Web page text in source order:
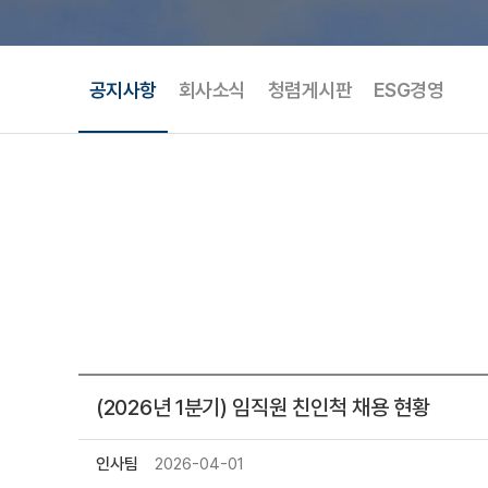
공지사항 회사소식 청렴게시판 ESG경영
(2026년 1분기) 임직원 친인척 채용 현황
인사팀 2026-04-01